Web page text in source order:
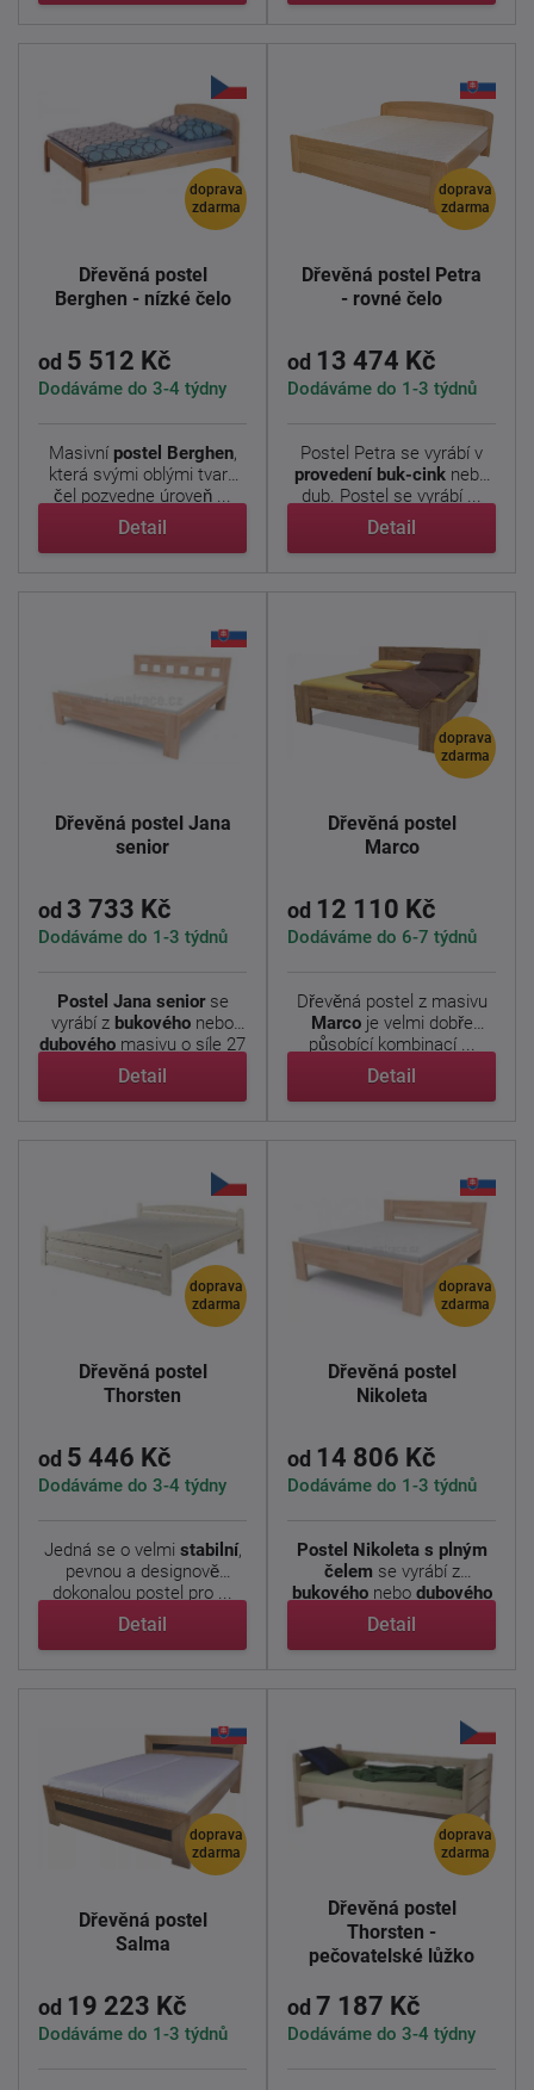
doprava
zdarma
Dřevěná postel
Berghen - nízké čelo
od 5 512 Kč
Dodáváme do 3-4 týdny
Masivní postel Berghen,
která svými oblými tvary
čel pozvedne úroveň ...
Detail
doprava
zdarma
Dřevěná postel Petra
- rovné čelo
od 13 474 Kč
Dodáváme do 1-3 týdnů
Postel Petra se vyrábí v
provedení buk-cink nebo
dub. Postel se vyrábí ...
Detail
Dřevěná postel Jana
senior
od 3 733 Kč
Dodáváme do 1-3 týdnů
Postel Jana senior se
vyrábí z bukového nebo
dubového masivu o síle 27
...
Detail
doprava
zdarma
Dřevěná postel
Marco
od 12 110 Kč
Dodáváme do 6-7 týdnů
Dřevěná postel z masivu
Marcoje velmi dobře
působící kombinací ...
Detail
doprava
zdarma
Dřevěná postel
Thorsten
od 5 446 Kč
Dodáváme do 3-4 týdny
Jedná se o velmi stabilní,
pevnou a designově
dokonalou postel pro ...
Detail
doprava
zdarma
Dřevěná postel
Nikoleta
od 14 806 Kč
Dodáváme do 1-3 týdnů
Postel Nikoleta s plným
čelem se vyrábí z
bukovéhonebo dubového
...
Detail
doprava
zdarma
Dřevěná postel
Salma
od 19 223 Kč
Dodáváme do 1-3 týdnů
doprava
zdarma
Dřevěná postel
Thorsten -
pečovatelské lůžko
od 7 187 Kč
Dodáváme do 3-4 týdny